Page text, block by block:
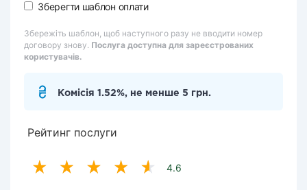
Зберегти шаблон оплати
Збережіть шаблон, щоб наступного разу не вводити номер
договору знову. Послуга доступна для зареєстрованих
користувачів.
Комісія 1.52%, не менше 5 грн.
Рейтинг послуги
4.6